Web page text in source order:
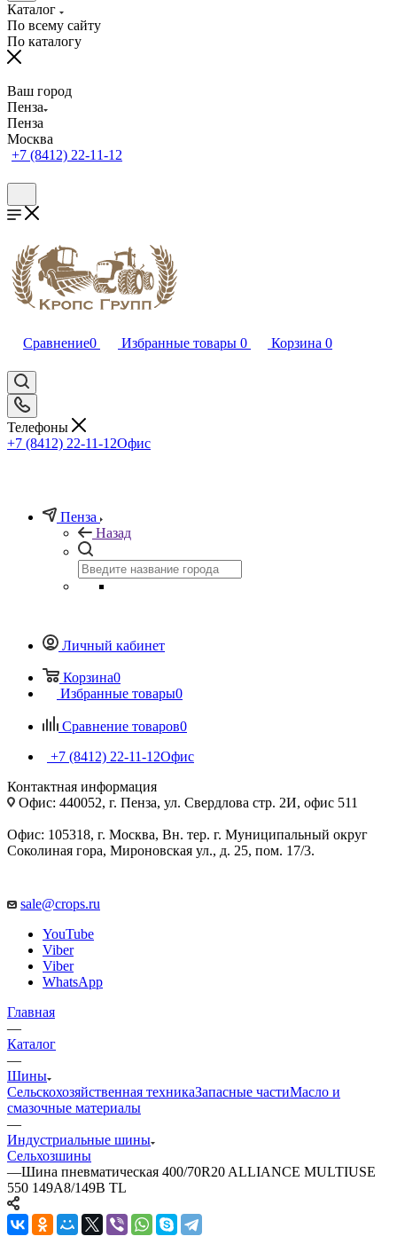
Каталог
По всему сайту
По каталогу
Ваш город
Пенза
Пенза
Москва
+7 (8412) 22-11-12
Сравнение0 Избранные товары 0 Корзина 0
Телефоны
+7 (8412) 22-11-12Офис
Пенза
Назад
Личный кабинет
Корзина0
Избранные товары0
Сравнение товаров0
+7 (8412) 22-11-12Офис
Контактная информация
Офис: 440052, г. Пенза, ул. Свердлова стр. 2И, офис 511
Офис: 105318, г. Москва, Вн. тер. г. Муниципальный округ
Соколиная гора, Мироновская ул., д. 25, пом. 17/3.
sale@crops.ru
YouTube
Viber
Viber
WhatsApp
Главная
—
Каталог
—
Шины
Сельскохозяйственная техникаЗапасные частиМасло и
смазочные материалы
—
Индустриальные шины
Сельхозшины
—Шина пневматическая 400/70R20 ALLIANCE MULTIUSE
550 149A8/149B TL